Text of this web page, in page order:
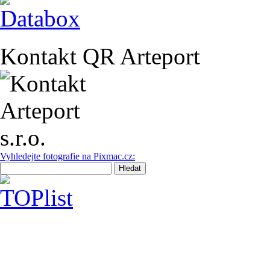
Kontakt QR Arteport
Vyhledejte fotografie na Pixmac.cz: